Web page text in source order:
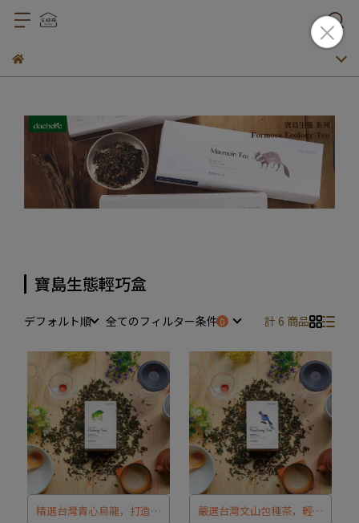
寶島生態輕巧盒
デフォルト順 全てのフィルター条件 計 6 商品
精選台灣青心烏龍，打造頂
嚴選台灣文山包種茶，輕發